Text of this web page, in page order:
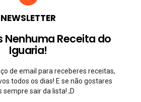
NEWSLETTER
Nenhuma Receita do
Iguaria!
de email para receberes receitas,
todos os dias! E se não gostares
sempre sair da lista! ;D